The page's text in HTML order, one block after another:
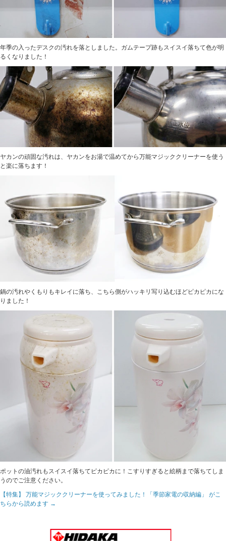
年季の入ったデスクの汚れを落としました。ガムテープ跡もスイスイ落ちて色が明
るくなりました！
ヤカンの頑固な汚れは、ヤカンをお湯で温めてから万能マジッククリーナーを使う
と楽に落ちます！
鍋の汚れやくもりもキレイに落ち、こちら側がハッキリ写り込むほどピカピカにな
りました！
ポットの油汚れもスイスイ落ちてピカピカに！こすりすぎると絵柄まで落ちてしま
うのでご注意ください。
【特集】 万能マジッククリーナーを使ってみました！「季節家電の収納編」 がこ
ちらから読めます →